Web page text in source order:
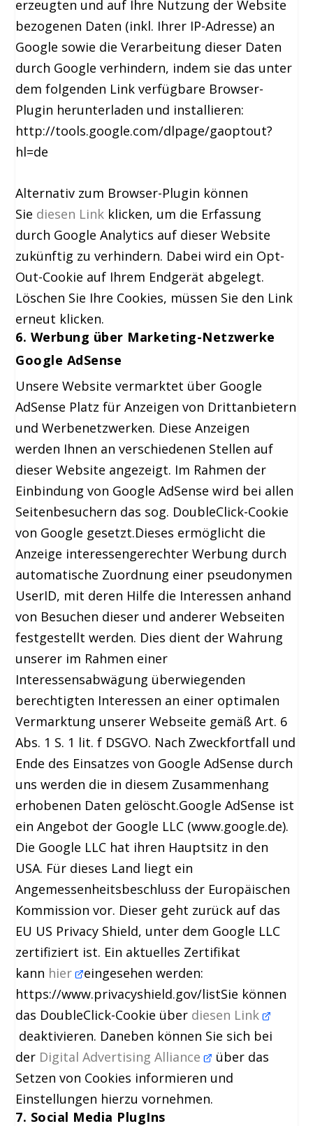
erzeugten und auf Ihre Nutzung der Website
bezogenen Daten (inkl. Ihrer IP-Adresse) an
Google sowie die Verarbeitung dieser Daten
durch Google verhindern, indem sie das unter
dem folgenden Link verfügbare Browser-
Plugin herunterladen und installieren:
http://tools.google.com/dlpage/gaoptout?
hl=de
Alternativ zum Browser-Plugin können
Sie diesen Link klicken, um die Erfassung
durch Google Analytics auf dieser Website
zukünftig zu verhindern. Dabei wird ein Opt-
Out-Cookie auf Ihrem Endgerät abgelegt.
Löschen Sie Ihre Cookies, müssen Sie den Link
erneut klicken.
6. Werbung über Marketing-Netzwerke
Google AdSense
Unsere Website vermarktet über Google
AdSense Platz für Anzeigen von Drittanbietern
und Werbenetzwerken. Diese Anzeigen
werden Ihnen an verschiedenen Stellen auf
dieser Website angezeigt. Im Rahmen der
Einbindung von Google AdSense wird bei allen
Seitenbesuchern das sog. DoubleClick-Cookie
von Google gesetzt.Dieses ermöglicht die
Anzeige interessengerechter Werbung durch
automatische Zuordnung einer pseudonymen
UserID, mit deren Hilfe die Interessen anhand
von Besuchen dieser und anderer Webseiten
festgestellt werden. Dies dient der Wahrung
unserer im Rahmen einer
Interessensabwägung überwiegenden
berechtigten Interessen an einer optimalen
Vermarktung unserer Webseite gemäß Art. 6
Abs. 1 S. 1 lit. f DSGVO. Nach Zweckfortfall und
Ende des Einsatzes von Google AdSense durch
uns werden die in diesem Zusammenhang
erhobenen Daten gelöscht.Google AdSense ist
ein Angebot der Google LLC (www.google.de).
Die Google LLC hat ihren Hauptsitz in den
USA. Für dieses Land liegt ein
Angemessenheitsbeschluss der Europäischen
Kommission vor. Dieser geht zurück auf das
EU US Privacy Shield, unter dem Google LLC
zertifiziert ist. Ein aktuelles Zertifikat
kann hier eingesehen werden:
https://www.privacyshield.gov/listSie können
das DoubleClick-Cookie über diesen Link
deaktivieren. Daneben können Sie sich bei
der Digital Advertising Alliance
über das
Setzen von Cookies informieren und
Einstellungen hierzu vornehmen.
7. Social Media PlugIns